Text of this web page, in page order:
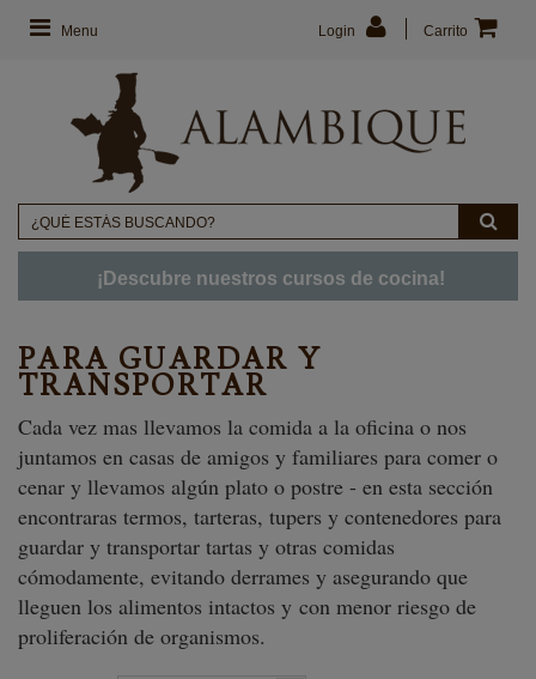
Menu Carrito
Login
¡Descubre nuestros cursos de cocina!
PARA GUARDAR Y
TRANSPORTAR
Cada vez mas llevamos la comida a la oficina o nos
juntamos en casas de amigos y familiares para comer o
cenar y llevamos algún plato o postre - en esta sección
encontraras termos, tarteras, tupers y contenedores para
guardar y transportar tartas y otras comidas
cómodamente, evitando derrames y asegurando que
lleguen los alimentos intactos y con menor riesgo de
proliferación de organismos.